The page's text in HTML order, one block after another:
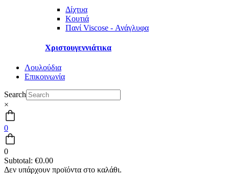
Δίχτυα
Κουτιά
Πανί Viscose - Ανάγλυφα
Χριστουγεννιάτικα
Λουλούδια
Επικοινωνία
Search
×
0
0
Subtotal: €0.00